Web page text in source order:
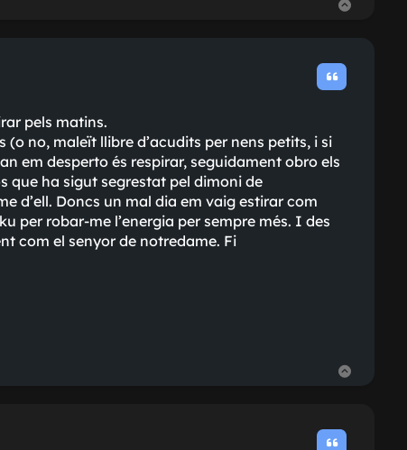
pels matins.
(o no, maleït llibre d'acudits per nens petits, i si
em desperto és respirar, seguidament obro els
que ha sigut segrestat pel dimoni de
d'ell. Doncs un mal dia em vaig estirar com
per robar-me l'energia per sempre més. I des
com el senyor de notredame. Fi